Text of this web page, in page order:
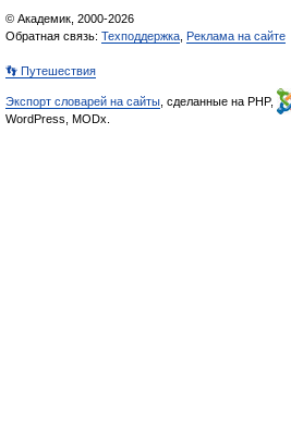
© Академик, 2000-2026
Обратная связь: Техподдержка Реклама на сайте
👣 Путешествия
Экспорт словарей на сайты , сделанные на PHP,
WordPress, MODx.